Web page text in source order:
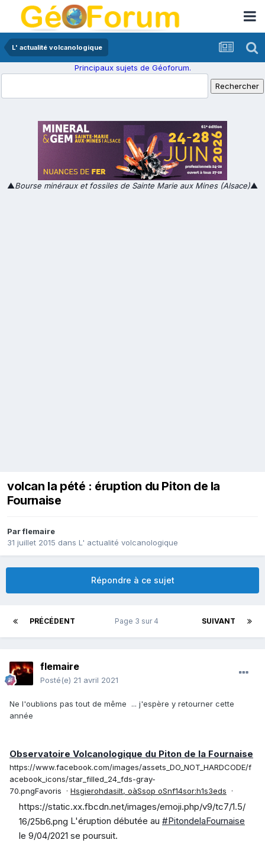
L' actualité volcanologique
Principaux sujets de Géoforum.
▲Bourse minéraux et fossiles de Sainte Marie aux Mines (Alsace)▲
volcan la pété : éruption du Piton de la
Fournaise
Parflemaire
31 juillet 2015 dans L' actualité volcanologique
Répondre à ce sujet
PRÉCÉDENT SUIVANT
Page 3 sur 4
flemaire
Posté(e) 21 avril 2021
Ne l'oublions pas tout de même ... j'espère y retourner cette
année
Observatoire Volcanologique du Piton de la Fournaise
https://www.facebook.com/images/assets_DO_NOT_HARDCODE/f
acebook_icons/star_filled_24_fds-gray-
70.pngFavoris · Hsgierohdasilt, oàSsop oSnf14sor:h1s3eds ·
https://static.xx.fbcdn.net/images/emoji.php/v9/tc7/1.5/
16/25b6.png L'éruption débutée au #PitondelaFournaise
le 9/04/2021 se poursuit.